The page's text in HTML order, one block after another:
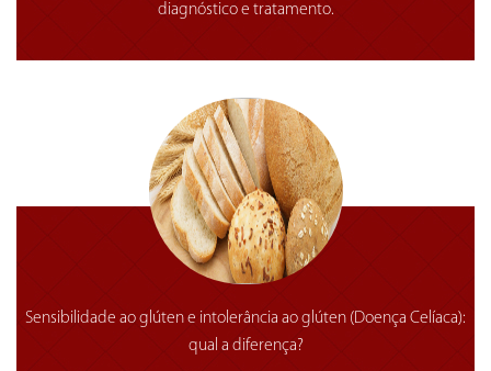
diagnóstico e tratamento.
Sensibilidade ao glúten e intolerância ao glúten (Doença Celíaca):
qual a diferença?